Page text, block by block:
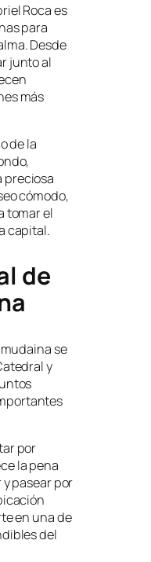
Roca es
para
Desde
junto al
más
de la
preciosa
cómodo,
tomar el
capital.
de
se
y
por
la pena
pasear por
en una de
del